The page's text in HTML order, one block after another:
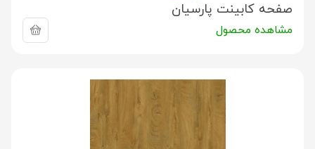
صفحه کابینت پارسیان
مشاهده محصول